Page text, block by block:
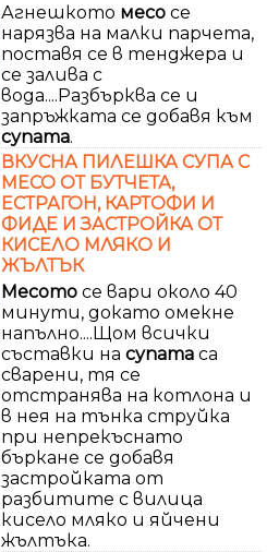
Агнешкото месо се
нарязва на малки парчета,
поставя се в тенджера и
се залива с
вода....Разбърква се и
запръжката се добавя към
супата.
ВКУСНА ПИЛЕШКА СУПА С
МЕСО ОТ БУТЧЕТА,
ЕСТРАГОН, КАРТОФИ И
ФИДЕ И ЗАСТРОЙКА ОТ
КИСЕЛО МЛЯКО И
ЖЪЛТЪК
Месото се вари около 40
минути, докато омекне
напълно....Щом всички
съставки на супата са
сварени, тя се
отстранява на котлона и
в нея на тънка струйка
при непрекъснато
бъркане се добавя
застройката от
разбитите с вилица
кисело мляко и яйчени
жълтъка.